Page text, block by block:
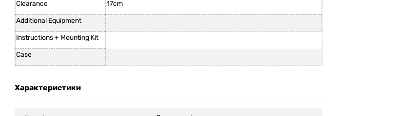
Clearance 17cm
Additional Equipment
Instructions + Mounting Kit
Case
Характеристики